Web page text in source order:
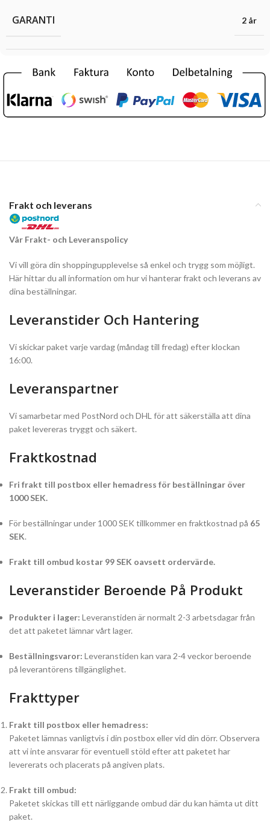
GARANTI 2 år
Frakt och leverans
Vår Frakt- och Leveranspolicy
Vi vill göra din shoppingupplevelse så enkel och trygg som möjligt.
Här hittar du all information om hur vi hanterar frakt och leverans av
dina beställningar.
Leveranstider Och Hantering
Vi skickar paket varje vardag (måndag till fredag) efter klockan
16:00.
Leveranspartner
Vi samarbetar med PostNord och DHL för att säkerställa att dina
paket levereras tryggt och säkert.
Fraktkostnad
Fri frakt till postbox eller hemadress för beställningar över
1000 SEK.
För beställningar under 1000 SEK tillkommer en fraktkostnad på 65
SEK.
Frakt till ombud kostar 99 SEK oavsett ordervärde.
Leveranstider Beroende På Produkt
Produkter i lager: Leveranstiden är normalt 2-3 arbetsdagar från
det att paketet lämnar vårt lager.
Beställningsvaror: Leveranstiden kan vara 2-4 veckor beroende
på leverantörens tillgänglighet.
Frakttyper
Frakt till postbox eller hemadress:
Paketet lämnas vanligtvis i din postbox eller vid din dörr. Observera
att vi inte ansvarar för eventuell stöld efter att paketet har
levererats och placerats på angiven plats.
Frakt till ombud:
Paketet skickas till ett närliggande ombud där du kan hämta ut ditt
paket.